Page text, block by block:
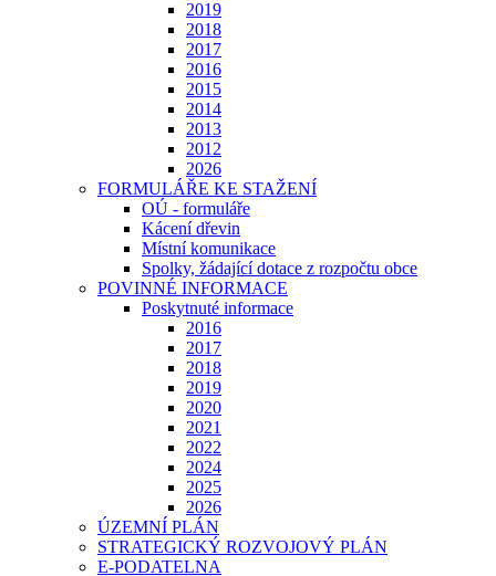
2019
2018
2017
2016
2015
2014
2013
2012
2026
FORMULÁŘE KE STAŽENÍ
OÚ - formuláře
Kácení dřevin
Místní komunikace
Spolky, žádající dotace z rozpočtu obce
POVINNÉ INFORMACE
Poskytnuté informace
2016
2017
2018
2019
2020
2021
2022
2024
2025
2026
ÚZEMNÍ PLÁN
STRATEGICKÝ ROZVOJOVÝ PLÁN
E-PODATELNA